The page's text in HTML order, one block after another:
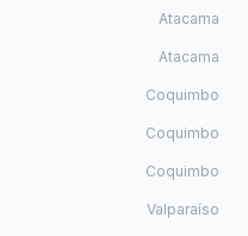
Atacama
Atacama
Coquimbo
Coquimbo
Coquimbo
Valparaíso